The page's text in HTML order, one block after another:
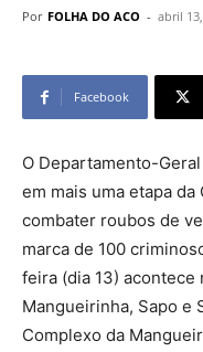
Por FOLHA DO ACO - abril
Facebook
O Departamento-
em mais uma etapa
combater roubos de
marca de 100
feira (dia 13) acontece
Mangueirinha, Sapo e
Complexo da